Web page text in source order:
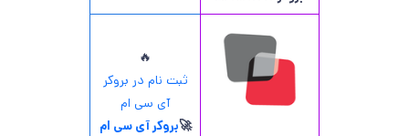
🔥
ثبت نام در بروکر
آی سی ام
🚀بروکر آی سی ام